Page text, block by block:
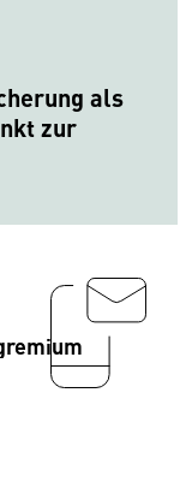
als
zur